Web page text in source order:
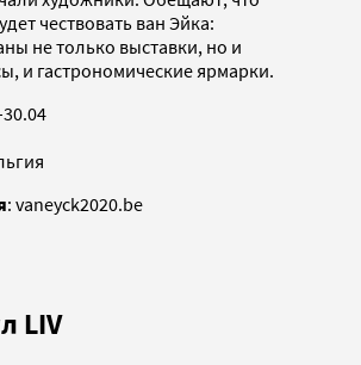
чествовать ван Эйка:
не только выставки, но и
и гастрономические ярмарки.
: vaneyck2020.be
LIV